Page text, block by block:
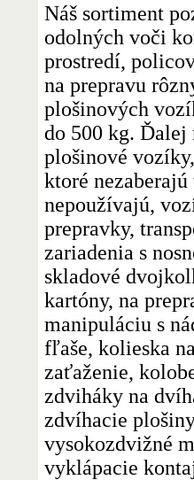
Náš sortiment
odolných voči
prostredí,
na prepravu
plošinových
do 500 kg. Ďalej
plošinové
ktoré
nepoužívajú,
prepravky,
zariadenia s
skladové
kartóny, na
manipuláciu s
fľaše, kolieska
zaťaženie,
zdviháky na
zdvíhacie
vysokozdvižné
vyklápacie